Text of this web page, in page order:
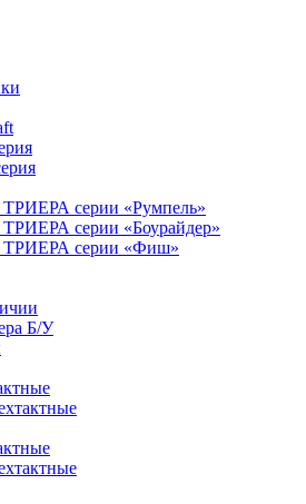
серии «Румпель»
серии «Боурайдер»
ТРИЕРА серии «Фиш»
Б/У